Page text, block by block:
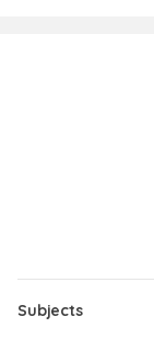
Subjects